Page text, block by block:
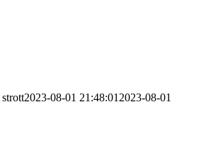
strott2023-08-01 21:48:01 2023-08-01